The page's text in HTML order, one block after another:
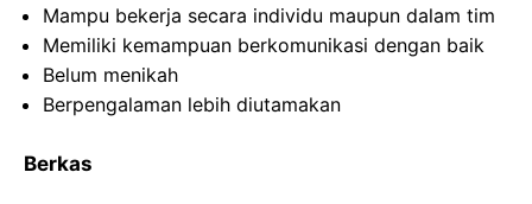
Mampu bekerja secara individu maupun dalam tim
Memiliki kemampuan berkomunikasi dengan baik
Belum menikah
Berpengalaman lebih diutamakan
Berkas